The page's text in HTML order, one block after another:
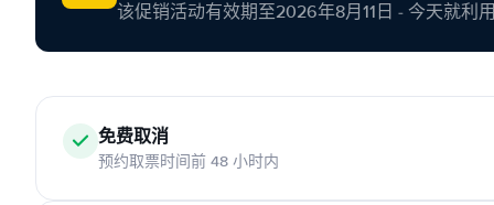
该促销活动有效期至2026年8月11日 - 今天就利用
免费取消
预约取票时间前 48 小时内